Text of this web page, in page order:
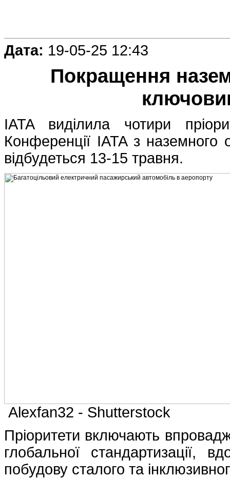
Дата: 19-05-25 12:43
Покращення
IATA виділила чотири
Конференції IATA з
відбудеться 13-15 травня.
Alexfan32 - Shutterstock
Пріоритети включають
глобальної стандартизації,
побудову сталого та